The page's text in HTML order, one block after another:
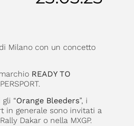
Milano con un concetto
READY TO
“Orange Bleeders”, i
in generale sono invitati a
Dakar o nella MXGP.